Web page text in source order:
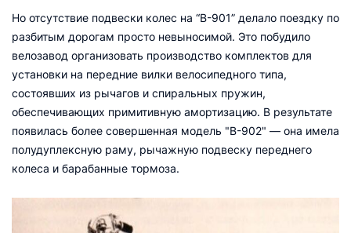
Но отсутствие подвески колес на “В-901” делало поездку по
разбитым дорогам просто невыносимой. Это побудило
велозавод организовать производство комплектов для
установки на передние вилки велосипедного типа,
состоявших из рычагов и спиральных пружин,
обеспечивающих примитивную амортизацию. В результате
появилась более совершенная модель "В-902" — она имела
полудуплексную раму, рычажную подвеску переднего
колеса и барабанные тормоза.